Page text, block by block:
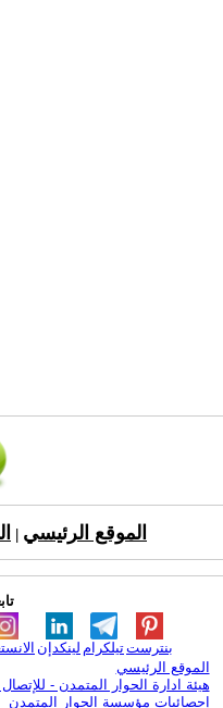
الموقع الرئيسي
لينكدإن تيلكرامبنترست
الموقع الرئيسي
هيئة ادارة الحوار المتمدن - للإتصال
إحصائيات مؤسسة الحوار المتمدن